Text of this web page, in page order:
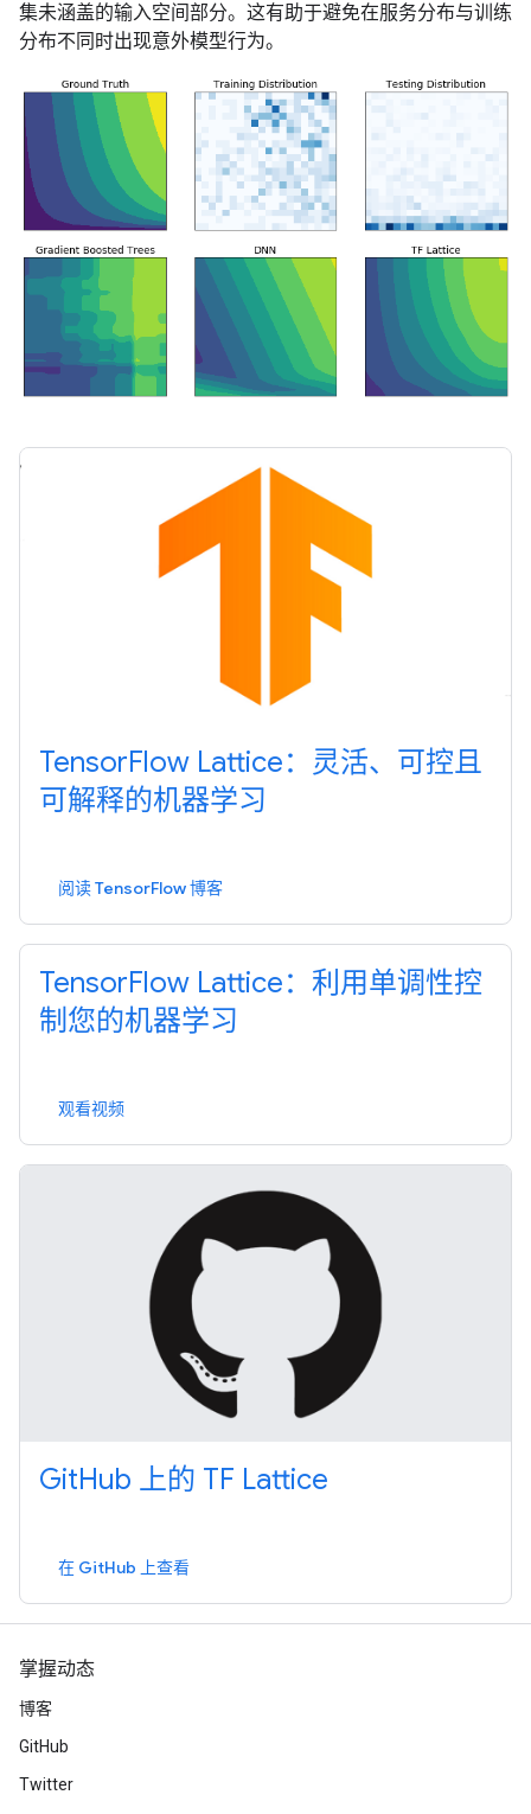
集未涵盖的输入空间部分。这有助于避免在服务分布与训练
分布不同时出现意外模型行为。
TensorFlow Lattice：灵活、可控且
可解释的机器学习
阅读 TensorFlow 博客
TensorFlow Lattice：利用单调性控
制您的机器学习
观看视频
GitHub 上的 TF Lattice
在 GitHub 上查看
掌握动态
博客
GitHub
Twitter